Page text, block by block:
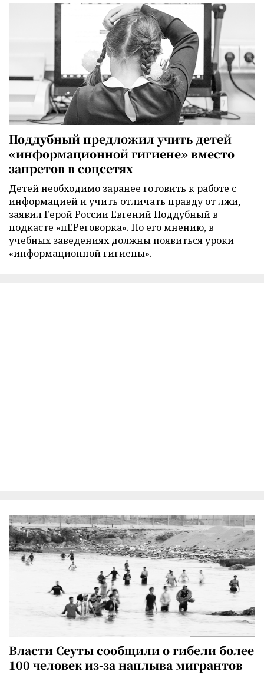
Поддубный предложил учить детей
«информационной гигиене» вместо
запретов в соцсетях
Детей необходимо заранее готовить к работе с
информацией и учить отличать правду от лжи,
заявил Герой России Евгений Поддубный в
подкасте «пЕРеговорка». По его мнению, в
учебных заведениях должны появиться уроки
«информационной гигиены».
Власти Сеуты сообщили о гибели более
100 человек из-за наплыва мигрантов